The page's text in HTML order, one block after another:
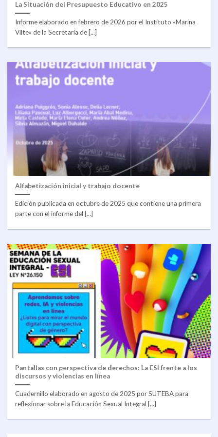
La Situación del Presupuesto Educativo en 2025
Informe elaborado en febrero de 2026 por el Instituto «Marina
Vilte» de la Secretaría de [...]
Alfabetización inicial y trabajo docente
Edición publicada en octubre de 2025 que contiene una primera
parte con el informe del [...]
Pantallas con perspectiva de derechos: La ESI frente a los
discursos y violencias en línea
Cuadernillo elaborado en agosto de 2025 por SUTEBA para
reflexionar sobre la Educación Sexual Integral [...]